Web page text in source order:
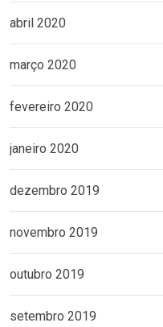
abril 2020
março 2020
fevereiro 2020
janeiro 2020
dezembro 2019
novembro 2019
outubro 2019
setembro 2019